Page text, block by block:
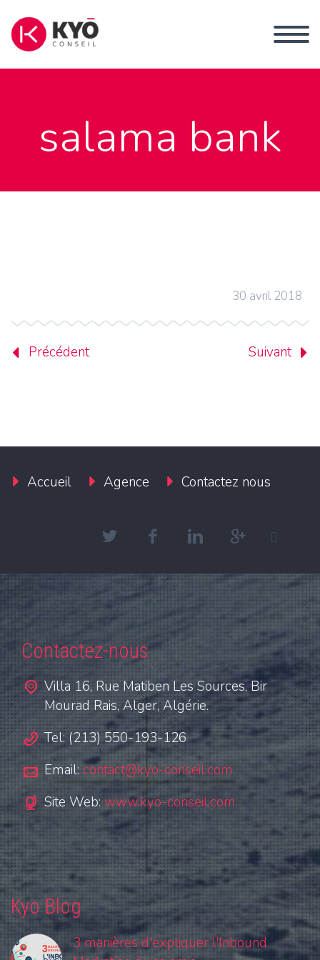
salama bank
30 avril 2018
Précédent Suivant
Accueil Agence Contactez nous
Contactez-nous
Villa 16, Rue Matiben Les Sources, Bir
Mourad Rais, Alger, Algérie.
Tel: (213) 550-193-126
Email: contact@kyo-conseil.com
Site Web:www.kyo-conseil.com
Kyo Blog
3 manières d'expliquer l'Inbound